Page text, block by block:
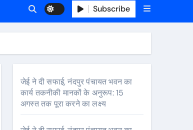
Subscribe
जेई ने दी सफाई, नंदपुर पंचायत भवन का
कार्य तकनीकी मानकों के अनुरूप: 15
अगस्त तक पूरा करने का लक्ष्य